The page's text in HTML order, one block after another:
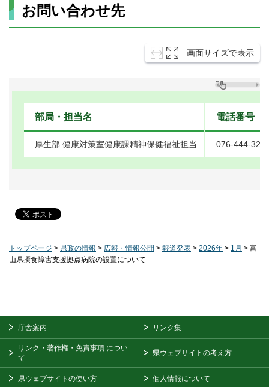
お問い合わせ先
画面サイズで表示
部局・担当名 電話番号
厚生部 健康対策室健康課精神保健福祉担当 076-444-
トップページ > 県政の情報 > 広報・情報公開 > 報道発表 > 2026年 > 1月 > 富
山県摂食障害支援拠点病院の設置について
庁舎案内 リンク集
リンク・著作権・免責事項 につい
て
県ウェブサイトの考え方
県ウェブサイトの使い方 個人情報について